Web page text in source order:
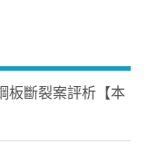
板斷裂案評析【本